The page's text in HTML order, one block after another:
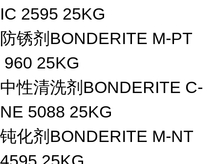
IC 2595 25KG
防锈剂BONDERITE M-PT
960 25KG
中性清洗剂BONDERITE C-
NE 5088 25KG
钝化剂BONDERITE M-NT